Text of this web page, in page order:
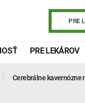
PRE
PRE LEKÁROV
Cerebrálne kavernózne